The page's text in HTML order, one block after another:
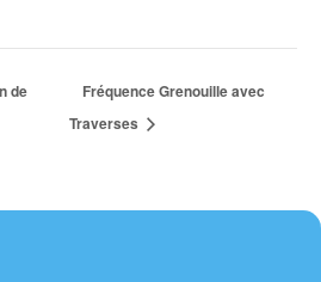
de
Fréquence Grenouille avec
Traverses